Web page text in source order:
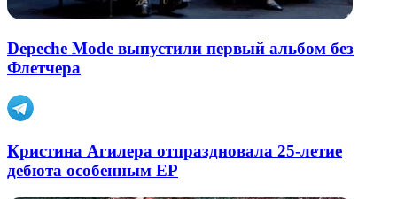
Depeche Mode выпустили первый альбом без
Флетчера
Кристина Агилера отпраздновала 25-летие
дебюта особенным EP